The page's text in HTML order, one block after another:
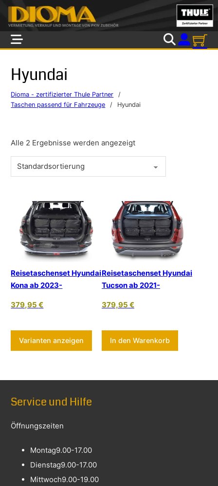
Skip to main content
Skip to footer
Hyundai
Dioma - zertifizierter Thule Partner
/
Taschen passend für Fahrzeuge
/ Hyundai
Alle 2 Ergebnisse werden angezeigt
Reisetaschenset Hyundai
Kona ab 2023-
379,95€
Varianten anzeigen Dieses Produkt weist mehrere
Reisetaschenset Hyundai
Tucson ab 2021-
379,95 €
In den Warenkorb
Service und Hilfe
Öffnungszeiten
Montag9.00-17.00
Dienstag9.00-17.00
Mittwoch9.00-19.00